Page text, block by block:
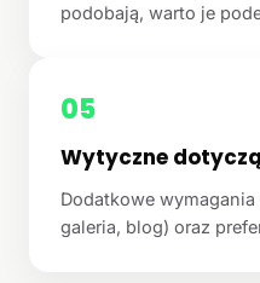
podobają, warto je
05
Wytyczne
Dodatkowe
galeria, blog) oraz